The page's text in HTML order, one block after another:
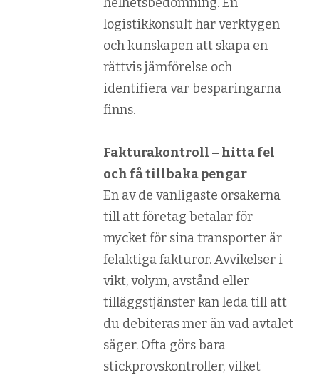
logistikkonsult har verktygen
och kunskapen att skapa en
rättvis jämförelse och
identifiera var besparingarna
finns.
Fakturakontroll – hitta fel
och få tillbaka pengar
En av de vanligaste orsakerna
till att företag betalar för
mycket för sina transporter är
felaktiga fakturor. Avvikelser i
vikt, volym, avstånd eller
tilläggstjänster kan leda till att
du debiteras mer än vad avtalet
säger. Ofta görs bara
stickprovskontroller, vilket